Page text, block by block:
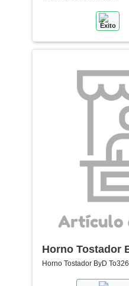
Éxito
Horno Tostador
Horno Tostador ByD